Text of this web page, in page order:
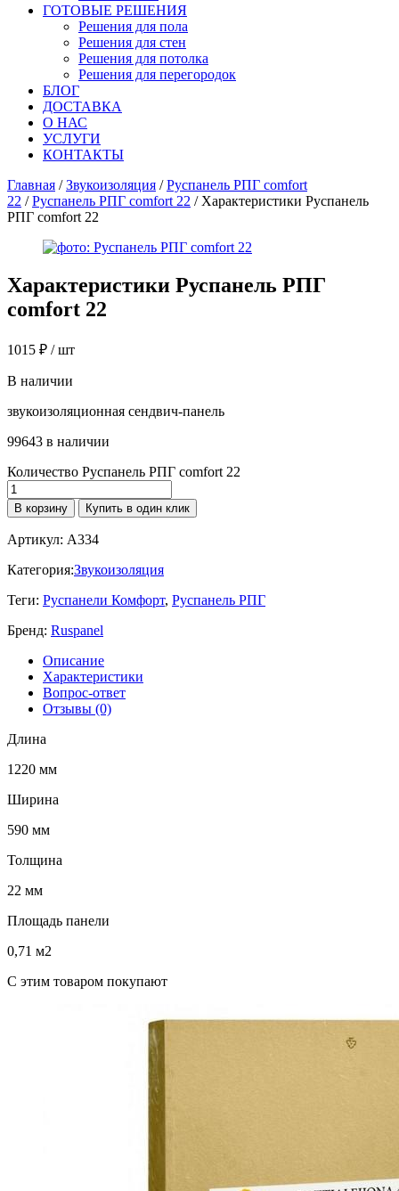
ГОТОВЫЕ РЕШЕНИЯ
Решения для пола
Решения для стен
Решения для потолка
Решения для перегородок
БЛОГ
ДОСТАВКА
О НАС
УСЛУГИ
КОНТАКТЫ
Главная /Звукоизоляция /Руспанель РПГ comfort
22 /Руспанель РПГ comfort 22 / Характеристики Руспанель
РПГ comfort 22
Характеристики Руспанель РПГ
comfort 22
1015 ₽ / шт
В наличии
звукоизоляционная сендвич-панель
99643 в наличии
Количество Руспанель РПГ comfort 22
В корзину Купить в один клик
Артикул: A334
Категория:Звукоизоляция
Теги: Руспанели Комфорт, Руспанель РПГ
Бренд: Ruspanel
Описание
Характеристики
Вопрос-ответ
Отзывы (0)
Длина
1220 мм
Ширина
590 мм
Толщина
22 мм
Площадь панели
0,71 м2
C этим товаром покупают